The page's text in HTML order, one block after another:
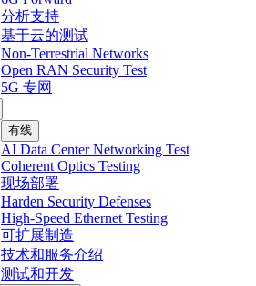
分析支持
基于云的测试
Non-Terrestrial Networks
Open RAN Security Test
5G 专网
有线
AI Data Center Networking Test
Coherent Optics Testing
现场部署
Harden Security Defenses
High-Speed Ethernet Testing
可扩展制造
技术和服务介绍
测试和开发